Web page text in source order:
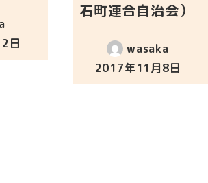
日
石町連合自治会）
wasaka
投稿日
2017年11月8日